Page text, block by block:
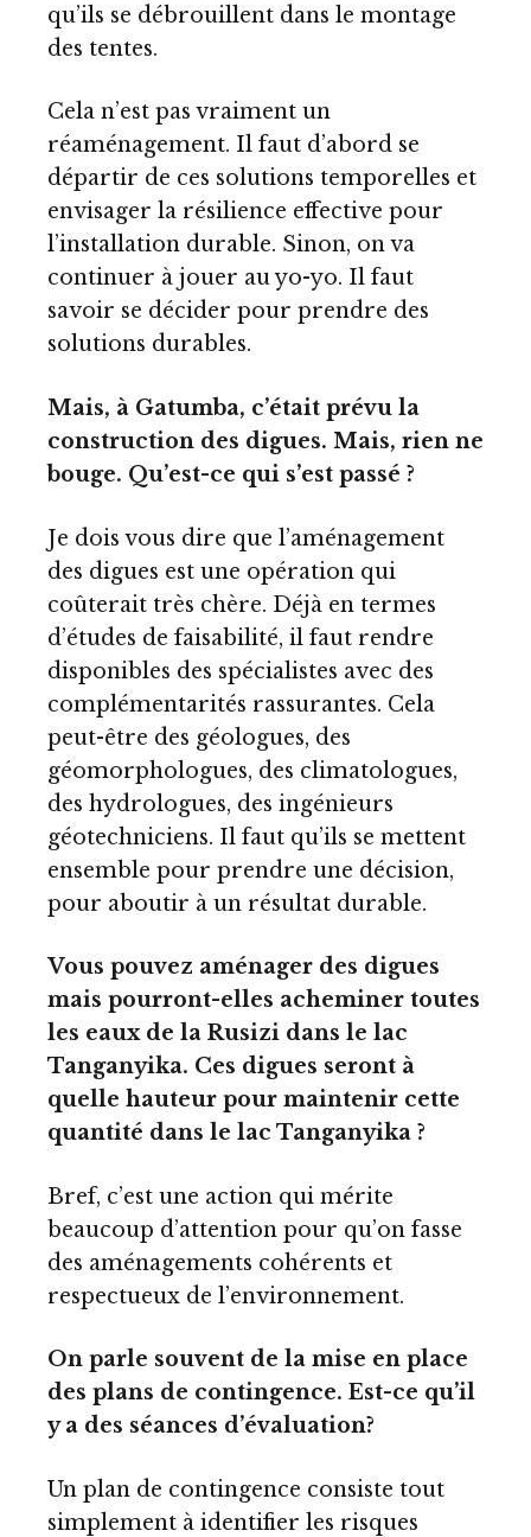
qu’ils se débrouillent dans le montage
des tentes.
Cela n’est pas vraiment un
réaménagement. Il faut d’abord se
départir de ces solutions temporelles et
envisager la résilience effective pour
l’installation durable. Sinon, on va
continuer à jouer au yo-yo. Il faut
savoir se décider pour prendre des
solutions durables.
Mais, à Gatumba, c’était prévu la
construction des digues. Mais, rien ne
bouge. Qu’est-ce qui s’est passé ?
Je dois vous dire que l’aménagement
des digues est une opération qui
coûterait très chère. Déjà en termes
d’études de faisabilité, il faut rendre
disponibles des spécialistes avec des
complémentarités rassurantes. Cela
peut-être des géologues, des
géomorphologues, des climatologues,
des hydrologues, des ingénieurs
géotechniciens. Il faut qu’ils se mettent
ensemble pour prendre une décision,
pour aboutir à un résultat durable.
Vous pouvez aménager des digues
mais pourront-elles acheminer toutes
les eaux de la Rusizi dans le lac
Tanganyika. Ces digues seront à
quelle hauteur pour maintenir cette
quantité dans le lac Tanganyika ?
Bref, c’est une action qui mérite
beaucoup d’attention pour qu’on fasse
des aménagements cohérents et
respectueux de l’environnement.
On parle souvent de la mise en place
des plans de contingence. Est-ce qu’il
y a des séances d’évaluation?
Un plan de contingence consiste tout
simplement à identifier les risques